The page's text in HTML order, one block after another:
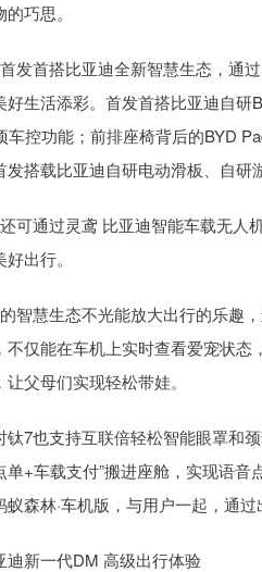
巧思。
发首搭比亚迪全新智慧生态，通
好生活添彩。首发首搭比亚迪自研
车控功能；前排座椅背后的BYD
发搭载比亚迪自研电动滑板、自研
可通过灵鸢 比亚迪智能车载无人
好出行。
智慧生态不光能放大出行的乐趣
不仅能在车机上实时查看爱宠状
让父母们实现轻松带娃。
钛7也支持互联倍轻松智能眼罩和
单+车载支付”搬进座舱，实现语
蚁森林·车机版，与用户一起，通
迪新一代DM 高级出行体验